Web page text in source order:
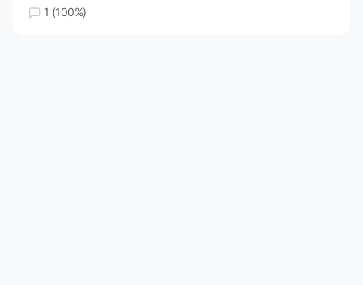
1 (100%)